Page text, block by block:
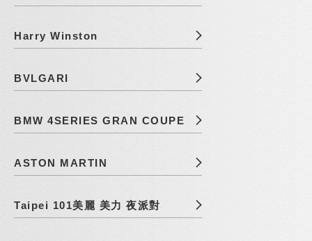
Harry Winston
BVLGARI
BMW 4SERIES GRAN COUPE
ASTON MARTIN
Taipei 101美麗 美力 夜派對